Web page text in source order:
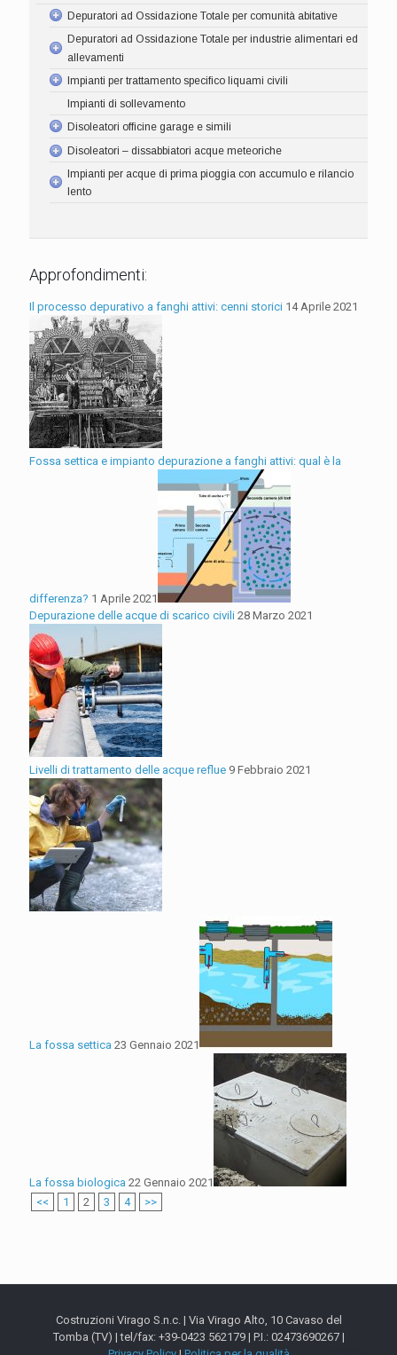
Depuratori ad Ossidazione Totale per comunità abitative
Depuratori ad Ossidazione Totale per industrie alimentari ed
allevamenti
Impianti per trattamento specifico liquami civili
Impianti di sollevamento
Disoleatori officine garage e simili
Disoleatori – dissabbiatori acque meteoriche
Impianti per acque di prima pioggia con accumulo e rilancio
lento
Approfondimenti:
Il processo depurativo a fanghi attivi: cenni storici 14 Aprile 2021
Fossa settica e impianto depurazione a fanghi attivi: qual è la
differenza? 1 Aprile 2021
Depurazione delle acque di scarico civili 28 Marzo 2021
Livelli di trattamento delle acque reflue 9 Febbraio 2021
La fossa settica 23 Gennaio 2021
La fossa biologica 22 Gennaio 2021
<<
1 2 3 4 >>
Costruzioni Virago S.n.c. | Via Virago Alto, 10 Cavaso del
Tomba (TV) | tel/fax: +39-0423 562179 | P.I.: 02473690267 |